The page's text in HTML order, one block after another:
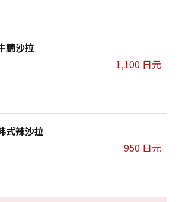
腩沙拉
1,100 日元
式辣沙拉
950 日元